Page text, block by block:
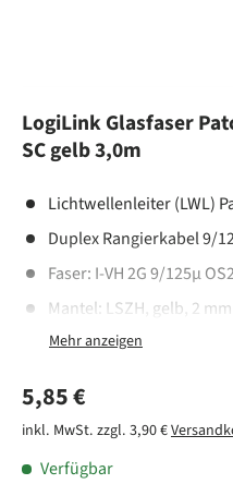
LogiLink Glasfaser
SC gelb 3,0m
Lichtwellenleiter (LWL)
Duplex Rangierkabel 9/
Faser: I-VH 2G 9/125µ
Mantel: LSZH, gelb, 2
Anwendung: bis 100 Gbit/
Qualität: Jedes Kabel ist
versehen
Normaler Preis
5,85 €
inkl. MwSt. zzgl. 3,90 €
Verfügbar